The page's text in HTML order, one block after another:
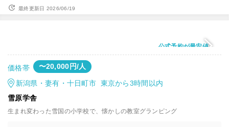
最終更新日 2026/06/19
公式予約が最安値
価格帯 〜20,000円/人
新潟県・妻有・十日町市 東京から3時間以内
雪原学舎
生まれ変わった雪国の小学校で、懐かしの教室グランピング